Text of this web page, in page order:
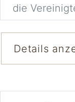
die
Details